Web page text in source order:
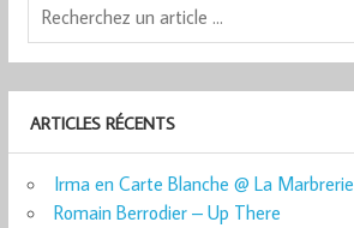
ARTICLES RÉCENTS
Irma en Carte Blanche @ La Marbrerie
Romain Berrodier – Up There